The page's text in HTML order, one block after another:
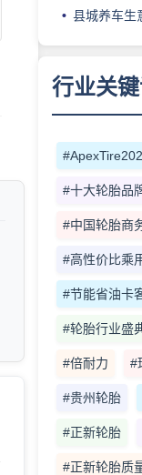
县城养车生意进入
行业关键
#十大轮胎品
#中国轮胎商
#高性价比乘
#节能省油卡
#轮胎行业盛
#倍耐力 #
#贵州轮胎
#正新轮胎
#正新轮胎质